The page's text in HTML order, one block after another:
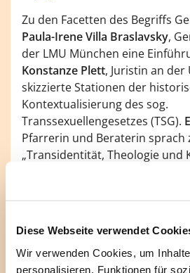
Diese Webseite verwendet
Wir verwenden Cookies, um
personalisieren, Funktionen für
Zu den Facetten des Begriffs
Paula-Irene Villa Braslavsky,
der LMU München eine
Konstanze Plett, Juristin an der
skizzierte Stationen der
Kontextualisierung des sog.
Transsexuellengesetzes (TSG).
Pfarrerin und Beraterin sprach
„Transidentität, Theologie und
berichtete von
von Kirchgemeinde und
Transition.Dr. Antje
dem Titel
Geschlechterdifferenz entlang